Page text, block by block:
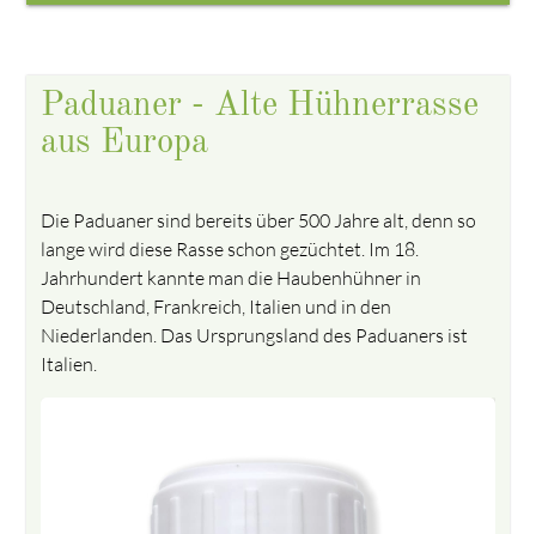
Paduaner - Alte Hühnerrasse
aus Europa
Die Paduaner sind bereits über 500 Jahre alt, denn so
lange wird diese Rasse schon gezüchtet. Im 18.
Jahrhundert kannte man die Haubenhühner in
Deutschland, Frankreich, Italien und in den
Niederlanden. Das Ursprungsland des Paduaners ist
Italien.